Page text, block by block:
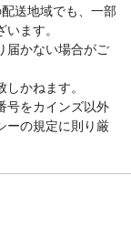
送地域でも、一部
ます。
届かない場合がご
かねます。
号をカインズ以外
ーの規定に則り厳